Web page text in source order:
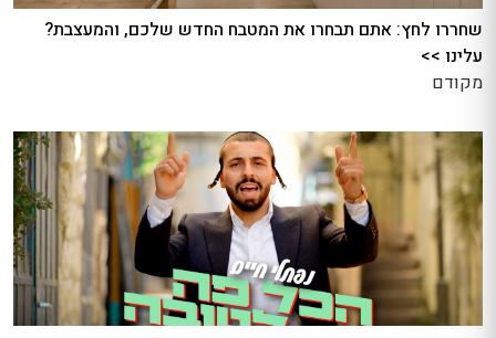
שחררו לחץ: אתם תבחרו את המטבח החדש שלכם, והמעצבת?
עלינו >>
מקודם